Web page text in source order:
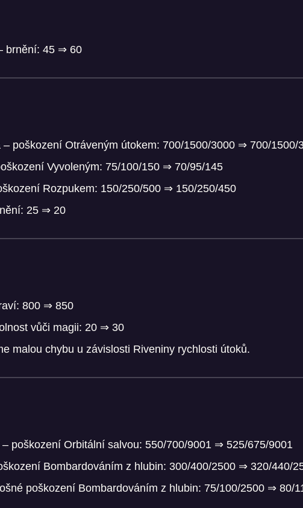
brnění: 45 ⇒ 60
– poškození Otráveným útokem: 700/1500/3000 ⇒ 700/1500/
Vyvoleným: 75/100/150 ⇒ 70/95/145
Rozpukem: 150/250/500 ⇒ 150/250/450
25 ⇒ 20
800 ⇒ 850
vůči magii: 20 ⇒ 30
malou chybu u závislosti Riveniny rychlosti útoků.
– poškození Orbitální salvou: 550/700/9001 ⇒ 525/675/9001
Bombardováním z hlubin: 300/400/2500 ⇒ 320/440/
poškození Bombardováním z hlubin: 75/100/2500 ⇒ 80/